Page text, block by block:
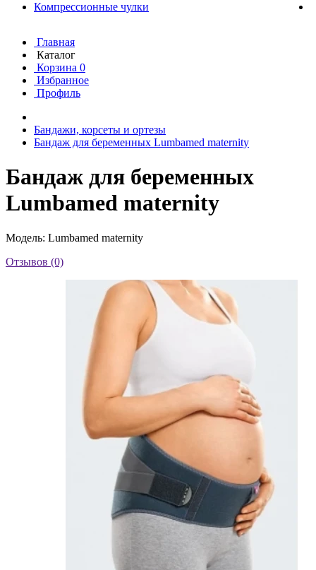
Компрессионные чулки
Главная
Каталог
Корзина 0
Избранное
Профиль
Бандажи, корсеты и ортезы
Бандаж для беременных Lumbamed maternity
Бандаж для беременных
Lumbamed maternity
Модель: Lumbamed maternity
Отзывов (0)